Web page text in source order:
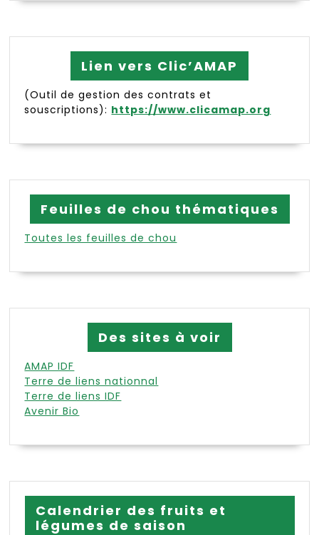
Lien vers Clic’AMAP
(Outil de gestion des contrats et
souscriptions): https://www.clicamap.org
Feuilles de chou thématiques
Toutes les feuilles de chou
Des sites à voir
AMAP IDF
Terre de liens nationnal
Terre de liens IDF
Avenir Bio
Calendrier des fruits et
légumes de saison